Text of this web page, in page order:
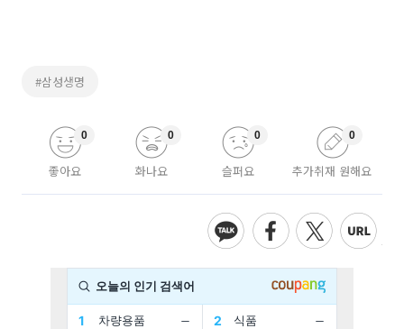
#삼성생명
좋아요
0
화나요
0
슬퍼요
0
추가취재 원해요
0